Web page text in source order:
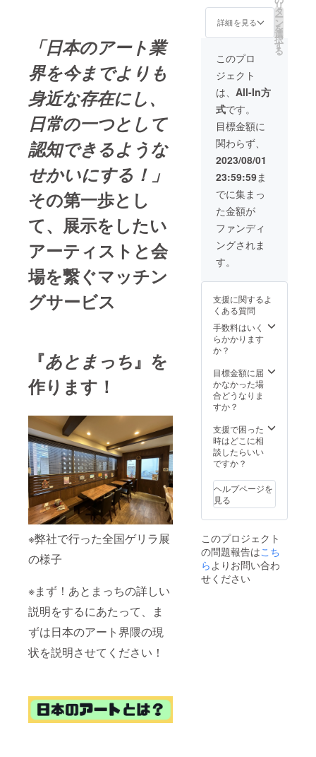
「日本のアート業
界を今までよりも
身近な存在にし、
日常の一つとして
認知できるような
せかいにする ！」
その第一歩とし
て、展示をしたい
アーティストと会
場を繋ぐマッチン
グサービス
『あとまっち』を
作ります！
※弊社で行った全国ゲリラ展
の様子
※まず！あとまっちの詳しい
説明をするにあたって、ま
ずは日本のアート界隈の現
状を説明させてください！
ての所
有権含
ます。
※郵送期
間〜
２ヶ月
作品）
１点を
ただき
ます！
こちら
プロ
ジェク
ト終了
後にお
打ち合
わせさ
せてい
ただき
まして
ご希望
のサイ
ズや
テーマ
などに
ついて
いただ
と思い
ます。
会期終
了時に
とお作
品と作
品証明
ていた
だきま
す！ ※2
名様限
作品に
関して
の所有
権含め
なりま
す。 ※
制作期
間ご希
望可能
あり あ
とまっ
ち内で
のオン
ライン
ギャラ
リーに
て６日
間お作
品をご
掲載さ
せてい
ただき
ます！
期間に
つきま
しては
プロ
ジェク
ト終了
後2023
年9月以
相談さ
ただき
ます。
※展示掲
載期間
６日間
名様の
みにな
ります
詳細を見る
リ
タ
ー
ン
を
選
択
す
る
このプロ
ジェクト
は、 All-In方
式です。
目標金額に
関わらず、
2023/08/01
23:59:59ま
でに集まっ
た金額が
ファンディ
ングされま
す。
支援に関するよ
くある質問
手数料はいく
らかかります
か？
目標金額に届
かなかった場
合どうなりま
すか？
支援で困った
時はどこに相
談したらいい
ですか？
ヘルプページを
見る
このプロジェクト
の問題報告はこち
ら よりお問い合わ
せください